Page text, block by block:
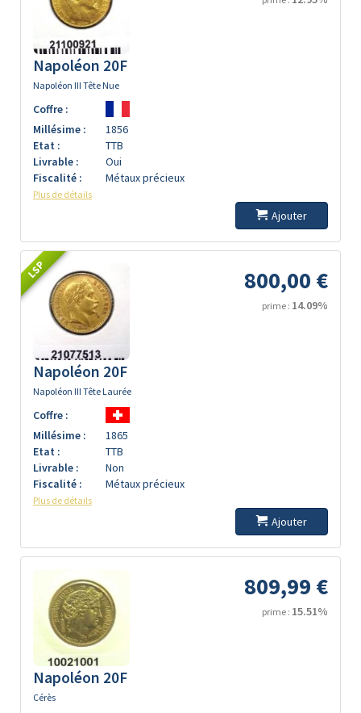
Napoléon 20F
Napoléon III Tête Nue
Coffre :
Millésime :
1856
Etat :
TTB
Livrable :
Oui
Fiscalité :
Métaux précieux
Plus de détails
Ajouter
LSP 800,00 €
prime : 14.09%
Napoléon 20F
Napoléon III Tête Laurée
Coffre :
Millésime :
1865
Etat :
TTB
Livrable :
Non
Fiscalité :
Métaux précieux
Plus de détails
Ajouter
809,99 €
prime : 15.51%
Napoléon 20F
Cérès